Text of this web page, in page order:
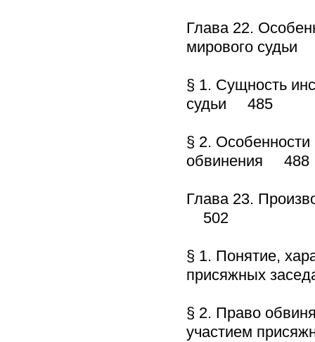
Глава 22.
мирового
§ 1. Сущность
судьи 485
§ 2. Особенности
обвинения 488
Глава 23.
502
§ 1. Понятие,
присяжных
§ 2. Право
участием